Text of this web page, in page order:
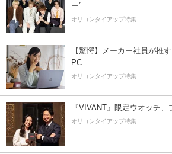
ー”
オリコンタイアップ特集
【驚愕】メーカー社員が推
PC
オリコンタイアップ特集
『VIVANT』限定ウオッチ
オリコンタイアップ特集